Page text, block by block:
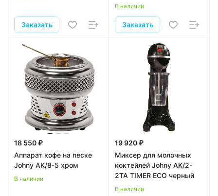
Заказать
В наличии
Заказать
18 550 ₽
Аппарат кофе на песке
Johny AK/8-5 хром
В наличии
19 920 ₽
Миксер для молочных
коктейлей Johny AK/2-
2TA TIMER ECO черный
В наличии